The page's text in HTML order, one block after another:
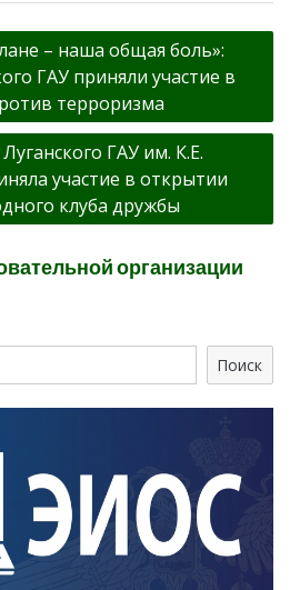
– наша общая боль»:
ГАУ приняли участие в
терроризма
ГАУ им. К.Е.
участие в открытии
клуба дружбы
организации
Поиск